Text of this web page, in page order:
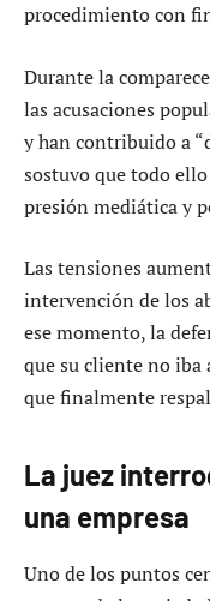
procedimiento con
Durante la
las acusaciones
y han contribuido a
sostuvo que todo
presión mediática y
Las tensiones
intervención de los
ese momento, la
que su cliente no iba
que finalmente
La juez
una empresa
Uno de los puntos